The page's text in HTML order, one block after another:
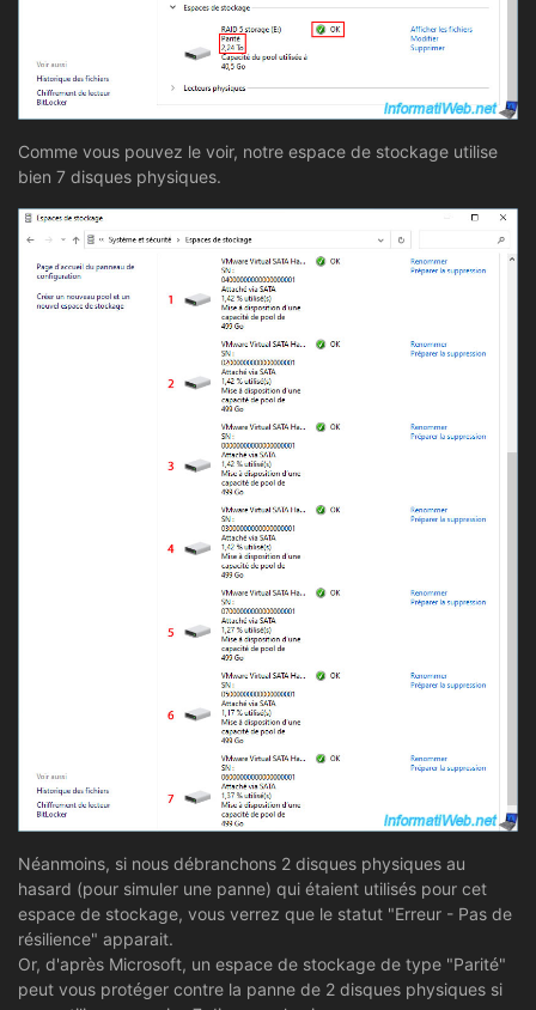
Comme vous pouvez le voir, notre espace de stockage utilise
bien 7 disques physiques.
Néanmoins, si nous débranchons 2 disques physiques au
hasard (pour simuler une panne) qui étaient utilisés pour cet
espace de stockage, vous verrez que le statut "Erreur - Pas de
résilience" apparait.
Or, d'après Microsoft, un espace de stockage de type "Parité"
peut vous protéger contre la panne de 2 disques physiques si